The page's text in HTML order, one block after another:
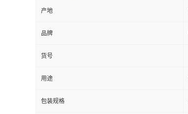
产地
品牌
货号
用途
包装规格